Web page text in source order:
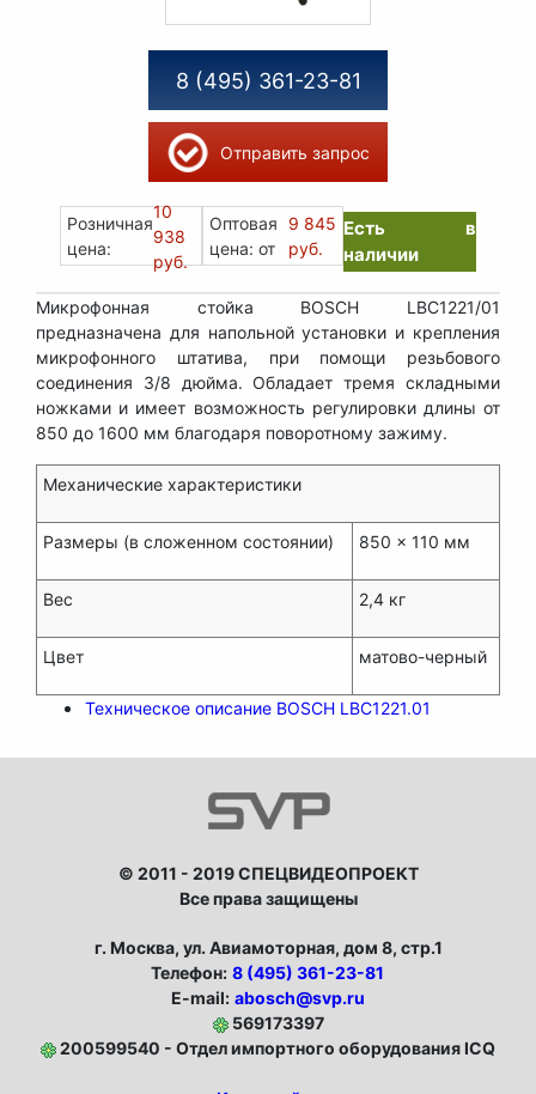
8 (495) 361-23-81
Отправить запрос
Розничная
цена:
10
938
руб.
Оптовая
цена: от
9 845
руб.
Есть в
наличии
Микрофонная стойка BOSCH LBC1221/01
предназначена для напольной установки и крепления
микрофонного штатива, при помощи резьбового
соединения 3/8 дюйма. Обладает тремя складными
ножками и имеет возможность регулировки длины от
850 до 1600 мм благодаря поворотному зажиму.
Механические характеристики
Размеры (в сложенном состоянии) 850 x 110 мм
Вес 2,4 кг
Цвет матово-черный
Техническое описание BOSCH LBC1221.01
© 2011 - 2019 СПЕЦВИДЕОПРОЕКТ
Все права защищены
г. Москва, ул. Авиамоторная, дом 8, стр.1
Телефон: 8 (495) 361-23-81
E-mail: abosch@svp.ru
569173397
200599540 - Отдел импортного оборудования ICQ